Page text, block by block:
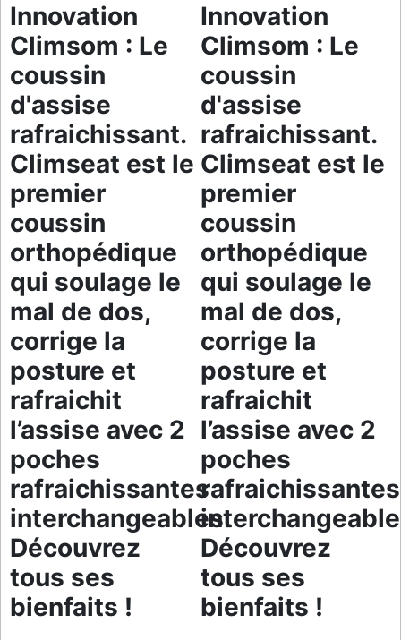
Innovation
Climsom : Le
coussin
d'assise
rafraichissant.
Climseat est le
premier
coussin
orthopédique
qui soulage le
mal de dos,
corrige la
posture et
rafraichit
l’assise avec 2
poches
rafraichissantes
interchangeables.
Découvrez
tous ses
bienfaits !
Innovation
Climsom : Le
coussin
d'assise
rafraichissant.
Climseat est le
premier
coussin
orthopédique
qui soulage le
mal de dos,
corrige la
posture et
rafraichit
l’assise avec 2
poches
rafraichissantes
Découvrez
tous ses
bienfaits !